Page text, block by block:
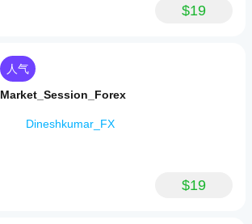
$19
人气
Market_Session_Forex
Dineshkumar_FX
$19